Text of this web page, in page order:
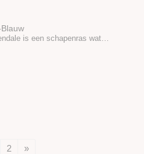
is een schapenras wat…
2 »